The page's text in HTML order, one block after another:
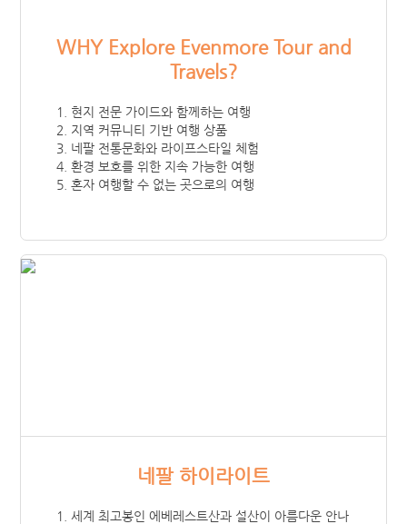
해외에서 가입할 수 있는 보험
WHY Explore Evenmore Tour and
Travels?
현지 전문 가이드와 함께하는 여행
지역 커뮤니티 기반 여행 상품
네팔 전통문화와 라이프스타일 체험
환경 보호를 위한 지속 가능한 여행
혼자 여행할 수 없는 곳으로의 여행
네팔 하이라이트
세계 최고봉인 에베레스트산과 설산이 아름다운 안나